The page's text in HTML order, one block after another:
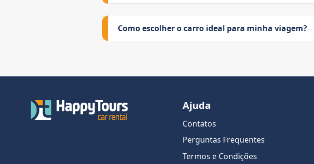
Como escolher o carro ideal para minha viagem?
Ajuda
Contatos
Perguntas Frequentes
Termos e Condições